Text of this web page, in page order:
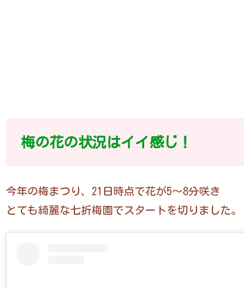
梅の花の状況はイイ感じ！
今年の梅まつり、21日時点で花が5～8分咲き
とても綺麗な七折梅園でスタートを切りました。